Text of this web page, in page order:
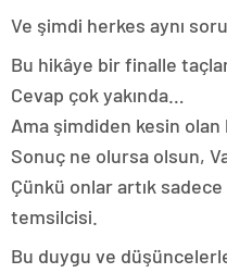
Ve şimdi herkes aynı
Bu hikâye bir finalle
Cevap çok yakında…
Ama şimdiden kesin
Sonuç ne olursa olsun,
Çünkü onlar artık
temsilcisi.
Bu duygu ve